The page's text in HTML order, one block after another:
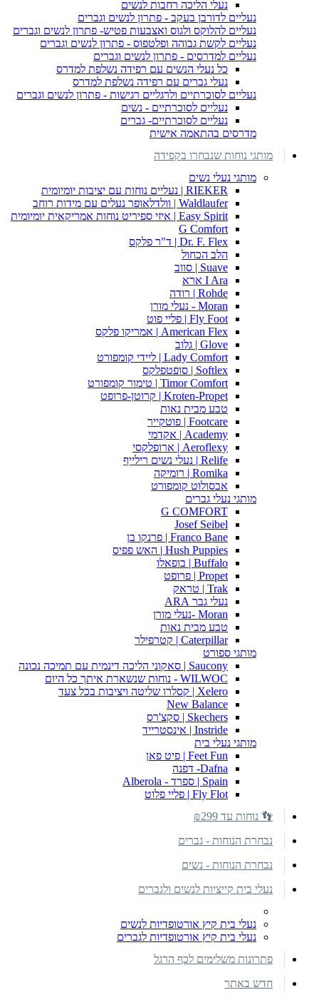
נעלי הליכה רחבות לנשים
נעליים לדורבן בעקב - פתרון לנשים וגברים
נעליים להלוקס ולגוס ואצבעות פטיש- פתרון לנשים וגברים
נעליים לקשת גבוהה ופלטפוס - פתרון לנשים וגברים
נעליים למדרסים - פתרון לנשים וגברים
כל נעלי הנשים עם רפידה נשלפת למדרס
נעלי גברים עם רפידה נשלפת למדרס
נעליים לסוכרתיים ולרגליים רגישות - פתרון לנשים וגברים
נעליים לסוכרתיים - נשים
נעליים לסוכרתיים- גברים
מדרסים בהתאמה אישית
מותגי נוחות שנבחרו בקפידה
מותגי נעלי נשים
RIEKER | נעליים נוחות עם יציבות יומיומית
Waldlaufer | וולדלאופר נעלים עם מידות רוחב
Easy Spirit | איזי ספיריט נוחות אמריקאית יומיומית
G Comfort
Dr. F. Flex | ד"ר פלקס
הלב הכחול
Suave | סווב
I Ara ארא
Rohde | רודה
Moran - נעלי מורן
Fly Foot | פליי פוט
American Flex | אמריקו פלקס
Glove | גלוב
Lady Comfort | ליידי קומפורט
Softlex | סופטפלקס
Timor Comfort | טימור קומפורט
Kroten-Propet | קרוטן-פרופט
טבע מבית נאות
Footcare | פוטקייר
Academy | אקדמי
Aeroflexy | ארופלקסי
Relife | נעלי נשים רילייף
Romika | רומיקה
אבסולוט קומפורט
מותגי נעלי גברים
G COMFORT
Josef Seibel
Franco Bane | פרנקו בן
Hush Puppies | האש פפיס
Buffalo | בופאלו
Propet | פרופט
Trak | טראק
נעלי גבר ARA
Moran -נעלי מורן
טבע מבית נאות
Caterpillar | קטרפילר
מותגי ספורט
Saucony | סאקוני הליכה דינמית עם תמיכה נכונה
WILWOC - נוחות שנשארת איתך כל היום
Xelero | קסלרו שליטה ויציבות בכל צעד
New Balance
Skechers | סקצ'רס
Instride | אינסטרייד
מותגי נעלי בית
Feet Fun | פיט פאן
Dafna- דפנה
Spain | ספרד - Alberola
Fly Flot | פליי פלוט
👣 נוחות עד ₪299
נבחרת הנוחות - גברים
נבחרת הנוחות - נשים
נעלי בית קייציות לנשים ולגברים
נעלי בית קיץ אורטופדיות לנשים
נעלי בית קיץ אורטופדיות לגברים
פתרונות משלימים לכף הרגל
חדש באתר